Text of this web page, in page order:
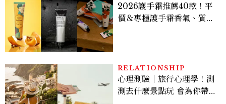
2026護手霜推薦40款！平
價＆專櫃護手霜香氣、質
RELATIONSHIP
心理測驗｜旅行心理學！測
測去什麼景點玩 會為你帶來